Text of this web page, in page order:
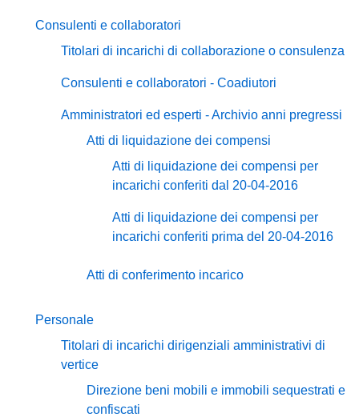
Consulenti e collaboratori
Titolari di incarichi di collaborazione o consulenza
Consulenti e collaboratori - Coadiutori
Amministratori ed esperti - Archivio anni pregressi
Atti di liquidazione dei compensi
Atti di liquidazione dei compensi per
incarichi conferiti dal 20-04-2016
Atti di liquidazione dei compensi per
incarichi conferiti prima del 20-04-2016
Atti di conferimento incarico
Personale
Titolari di incarichi dirigenziali amministrativi di
vertice
Direzione beni mobili e immobili sequestrati e
confiscati